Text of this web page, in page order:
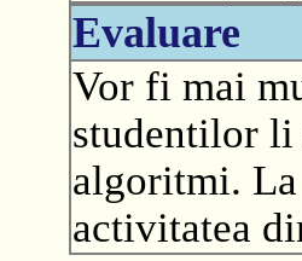
Evaluare
Vor fi mai
studentilor li
algoritmi.
activitatea